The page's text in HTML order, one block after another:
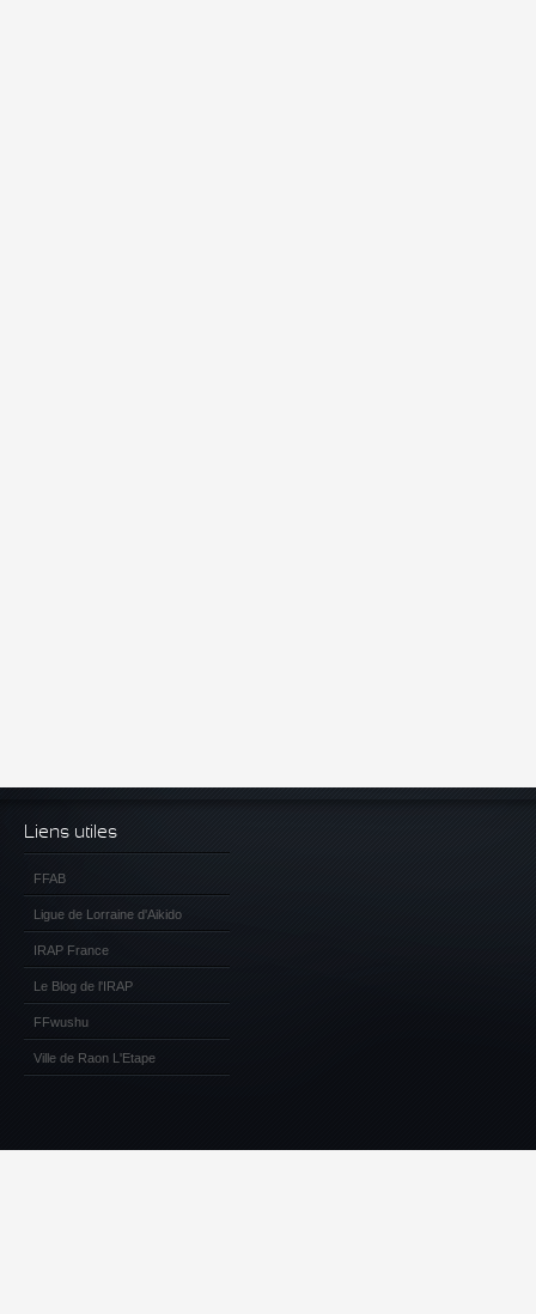
Liens utiles
FFAB
Ligue de Lorraine d'Aikido
IRAP France
Le Blog de l'IRAP
FFwushu
Ville de Raon L'Etape